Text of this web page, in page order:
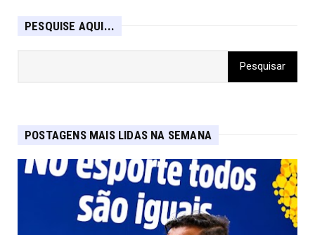
PESQUISE AQUI...
POSTAGENS MAIS LIDAS NA SEMANA